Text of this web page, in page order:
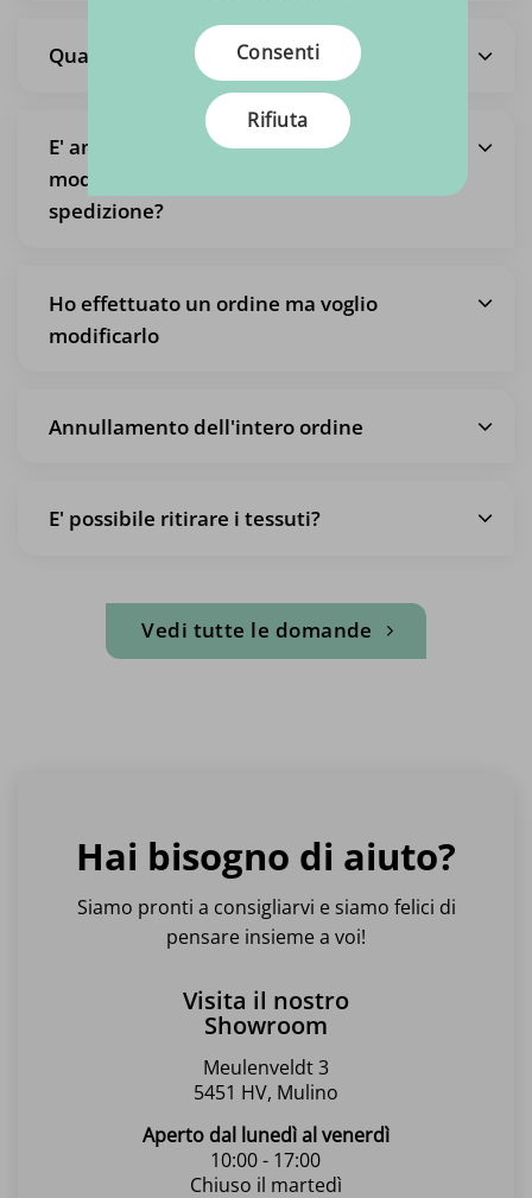
Quali sono i costi di spedizione?
E' anche possibile ritirare un ordine, in
modo da non pagare le spese di
spedizione?
Ho effettuato un ordine ma voglio
modificarlo
Annullamento dell'intero ordine
E' possibile ritirare i tessuti?
Vedi tutte le domande
Hai bisogno di aiuto?
Siamo pronti a consigliarvi e siamo felici di
pensare insieme a voi!
Visita il nostro
Showroom
Meulenveldt 3
5451 HV, Mulino
Aperto dal lunedì al venerdì
10:00 - 17:00
Chiuso il martedì
Consenti
Rifiuta